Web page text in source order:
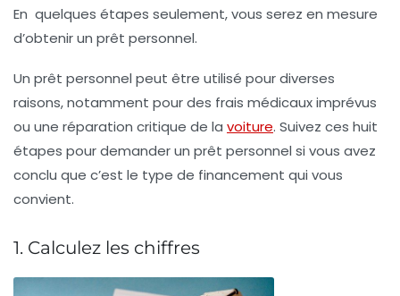
En quelques étapes seulement, vous serez en mesure
d’obtenir un prêt personnel.
Un prêt personnel peut être utilisé pour diverses
raisons, notamment pour des frais médicaux imprévus
ou une réparation critique de la voiture. Suivez ces huit
étapes pour demander un prêt personnel si vous avez
conclu que c’est le type de financement qui vous
convient.
1. Calculez les chiffres